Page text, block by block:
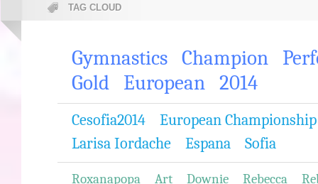
TAG CLOUD
Gymnastics Champion
Gold
European 2014
Cesofia2014
European Championship
Larisa Iordache
Espana Sofia
Roxanapopa Art Downie Rebecca